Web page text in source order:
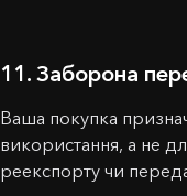
11. Заборона
Ваша покупка
використання, а не
реекспорту чи